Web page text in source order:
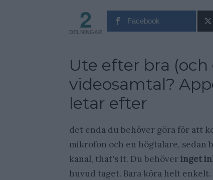
2
DELNINGAR
Facebook
Ute efter bra
videosamtal?
letar efter
det enda du behöver göra för att
mikrofon och en högtalare, sedan
kanal, that's it. Du behöveringet
huvud taget. Bara köra helt enkelt.